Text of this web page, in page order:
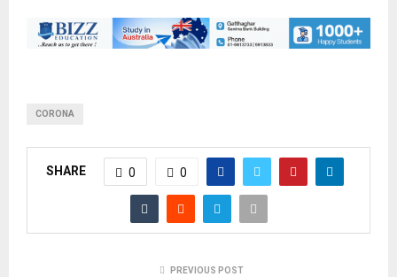
CORONA
SHARE 0 0
PREVIOUS POST